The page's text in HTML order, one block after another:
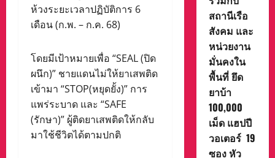
ห้วงระยะเวลาปฏิบัติการ 6
เดือน (ก.พ. – ก.ค. 68)
โดยมีเป้าหมายเพื่อ “SEAL (ปิด
ผนึก)” ชายแดนไม่ให้ยาเสพติด
เข้ามา “STOP(หยุดยั้ง)” การ
แพร่ระบาด และ “SAFE
(รักษา)” ผู้ติดยาเสพติดให้กลับ
มาใช้ชีวิตได้ตามปกติ
สถานีเรือ
สังคม และ
หน่วยงาน
มั่นคงใน
พื้นที่ ยึด
ยาบ้า
100,000
เม็ด แฮปปี
วอเตอร์ 19
ซอง หัว